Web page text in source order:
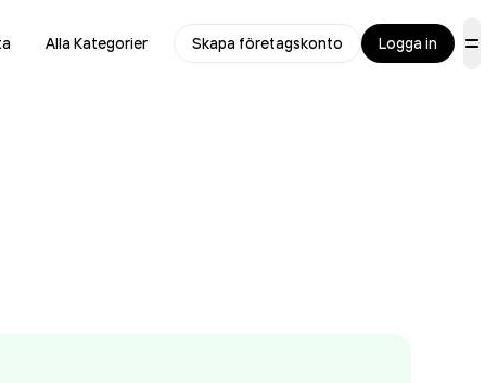
Alla Kategorier Skapa företagskonto Logga in